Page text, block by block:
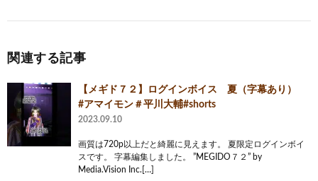
関連する記事
【メギド７２】ログインボイス 夏（字幕あり）
#アマイモン＃平川大輔#shorts
2023.09.10
画質は720p以上だと綺麗に見えます。 夏限定ログインボイ
スです。 字幕編集しました。 ”MEGIDO７２” by
Media.Vision Inc.[…]